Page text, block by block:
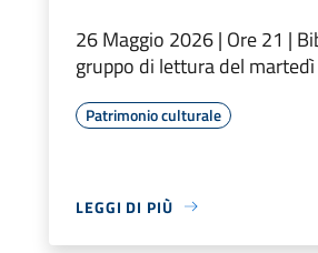
26 Maggio 2026 | Ore 21 |
gruppo di lettura del
Patrimonio culturale
LEGGI DI PIÙ